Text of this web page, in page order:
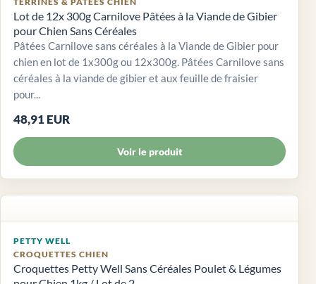
Lot de 12x 300g Carnilove Pâtées à la Viande de Gibier
pour Chien Sans Céréales
Pâtées Carnilove sans céréales à la Viande de Gibier pour
chien en lot de 1x300g ou 12x300g. Pâtées Carnilove sans
céréales à la viande de gibier et aux feuille de fraisier
pour...
48,91 EUR
Voir le produit
PETTY WELL
CROQUETTES CHIEN
Croquettes Petty Well Sans Céréales Poulet & Légumes